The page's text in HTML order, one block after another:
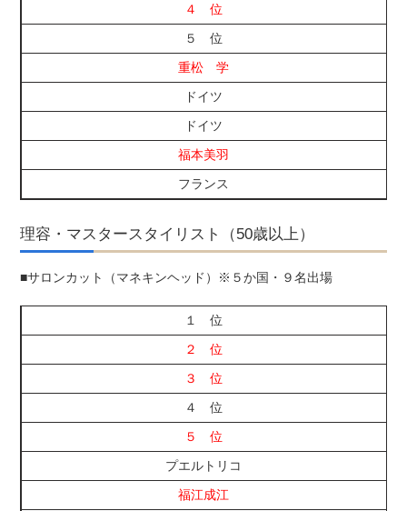
４ 位
５ 位
重松 学
ドイツ
ドイツ
福本美羽
フランス
理容・マスタースタイリスト（50歳以上）
■サロンカット（マネキンヘッド）※５か国・９名出場
１ 位
２ 位
３ 位
４ 位
５ 位
プエルトリコ
福江成江